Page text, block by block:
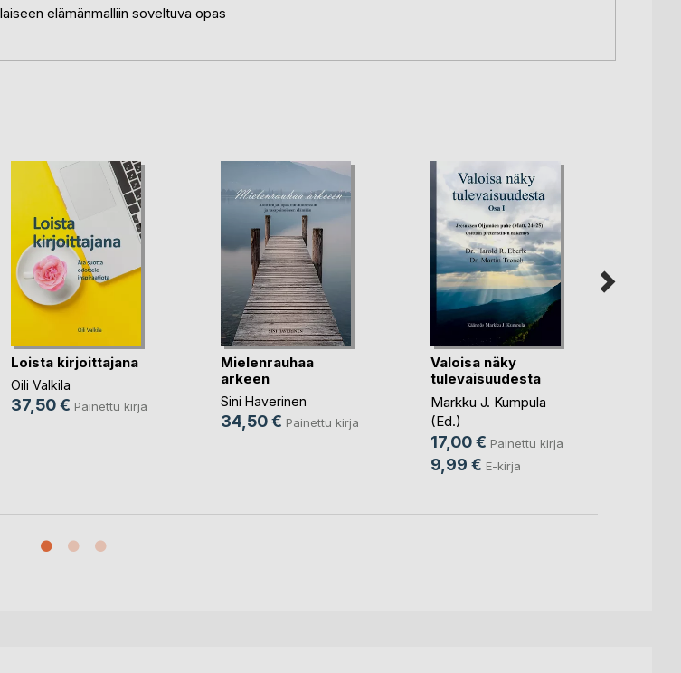
elämänmalliin soveltuva opas
Loista kirjoittajana
Oili Valkila
37,50 € Painettu kirja
Mielenrauhaa
arkeen
Sini Haverinen
34,50 € Painettu kirja
Valoisa näky
tulevaisuudesta
Markku J. Kumpula
(Ed.)
17,00 € Painettu kirja
9,99 € E-kirja